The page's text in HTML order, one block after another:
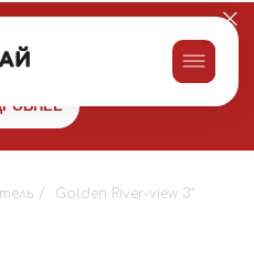
со скидкой 10% в сети
и получайте бонус 10000 на
/ Golden River-view 3*